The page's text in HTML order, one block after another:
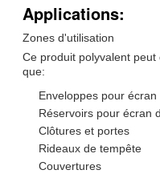
Applications:
Zones d'utilisation
Ce produit polyvalent
que:
Enveloppes pour écran
Réservoirs pour écran
Clôtures et portes
Rideaux de tempête
Couvertures